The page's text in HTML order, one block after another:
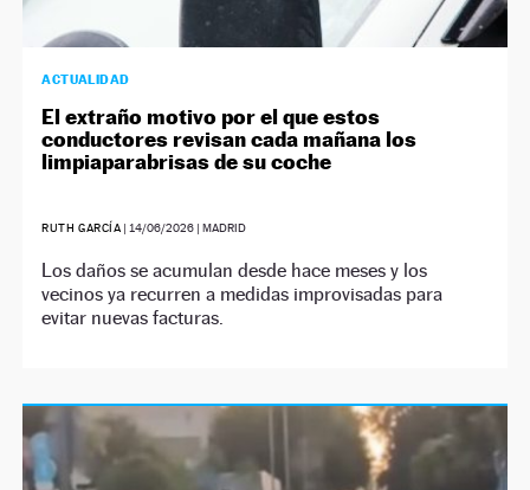
ACTUALIDAD
El extraño motivo por el que estos
conductores revisan cada mañana los
limpiaparabrisas de su coche
RUTH GARCÍA |14/06/2026 | MADRID
Los daños se acumulan desde hace meses y los
vecinos ya recurren a medidas improvisadas para
evitar nuevas facturas.